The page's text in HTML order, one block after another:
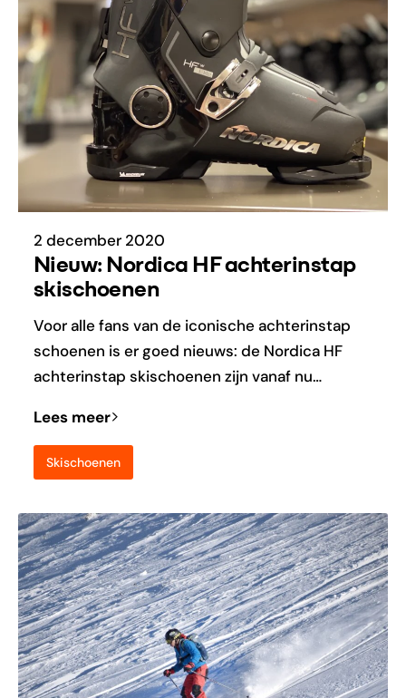
2 december 2020
Nieuw: Nordica HF achterinstap
skischoenen
Voor alle fans van de iconische achterinstap
schoenen is er goed nieuws: de Nordica HF
achterinstap skischoenen zijn vanaf nu…
Lees meer
Skischoenen